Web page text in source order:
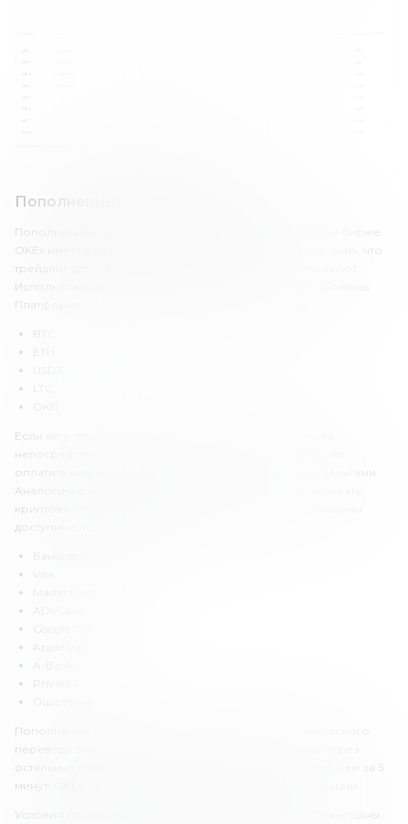
Пополнение и вывод средств
Пополнение счета и вывод средств на криптовалютной бирже
OKEx имеет ряд особенностей. Прежде всего, важно знать, что
трейдинг здесь возможен только с помощью криптовалют.
Использовать для трейдинга обычные деньги ты не сможешь.
Платформа поддерживает следующие виды монет:
Если же у тебя нет криптовалюты, то можешь купить ее
непосредственно через обменник «ОКЕкс». И здесь уже
оплатить можно как криптовалютой, так и фиатными деньгами.
Аналогично через обменник ты можешь и конвертировать
криптовалюту в фиат для вывода. Для платежей из Украины
доступны следующие сервисы:
Пополнение счета и вывод средств с помощью банковского
перевода занимают 1-3 дней. Финансовые операции через
остальные платежные сервисы проводятся не дольше, чем за 5
минут. OKEx не берет комиссию за финансовые операции.
Условия пополнения счета и вывода средств на OKEx выгодны.